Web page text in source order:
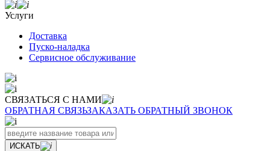
Услуги
Доставка
Пуско-наладка
Сервисное обслуживание
СВЯЗАТЬСЯ С НАМИ
ОБРАТНАЯ СВЯЗЬЗАКАЗАТЬ ОБРАТНЫЙ ЗВОНОК
ИСКАТЬ